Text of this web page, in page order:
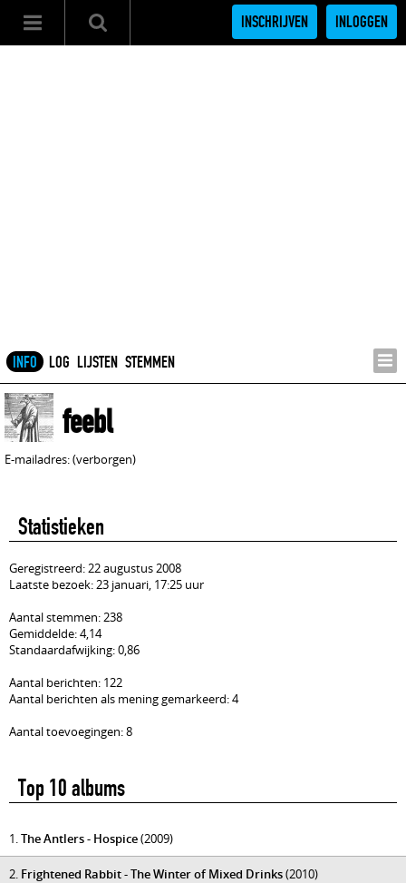
INSCHRIJVEN INLOGGEN
INFO LOG LIJSTEN STEMMEN
feebl
E-mailadres: (verborgen)
Statistieken
Geregistreerd: 22 augustus 2008
Laatste bezoek: 23 januari, 17:25 uur
Aantal stemmen: 238
Gemiddelde: 4,14
Standaardafwijking: 0,86
Aantal berichten: 122
Aantal berichten als mening gemarkeerd: 4
Aantal toevoegingen: 8
Top 10 albums
1.The Antlers - Hospice(2009)
2. Frightened Rabbit - The Winter of Mixed Drinks(2010)